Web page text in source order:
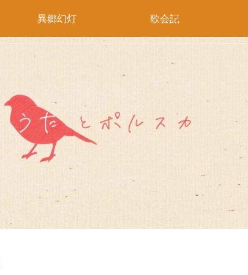
異郷幻灯 歌会記